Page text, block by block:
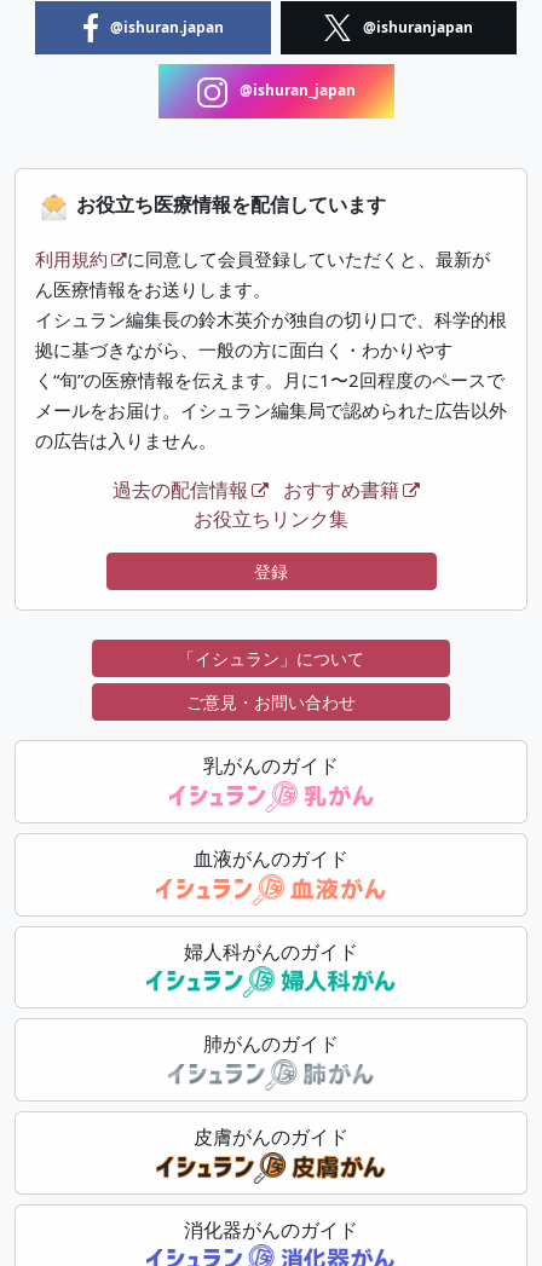
@ishuran.japan @ishuranjapan
@ishuran_japan
お役立ち医療情報を配信しています
利用規約
に同意して会員登録していただくと、最新が
ん医療情報をお送りします。
イシュラン編集長の鈴木英介が独自の切り口で、科学的根
拠に基づきながら、一般の方に面白く・わかりやす
く“旬”の医療情報を伝えます。月に1〜2回程度のペースで
メールをお届け。イシュラン編集局で認められた広告以外
の広告は入りません。
過去の配信情報
おすすめ書籍
お役立ちリンク集
登録
「イシュラン」について
ご意見・お問い合わせ
乳がんのガイド
血液がんのガイド
婦人科がんのガイド
肺がんのガイド
皮膚がんのガイド
消化器がんのガイド